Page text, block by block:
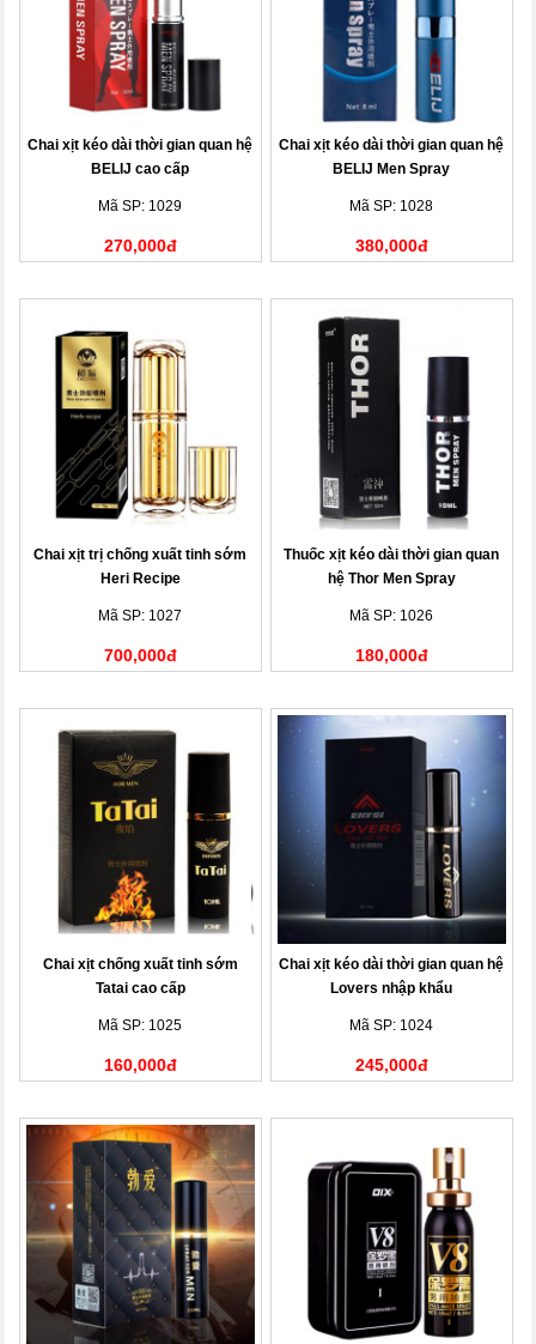
Chai xịt kéo dài thời gian quan hệ
BELIJ cao cấp
Mã SP: 1029
270,000đ
Chai xịt kéo dài thời gian quan hệ
BELIJ Men Spray
Mã SP: 1028
380,000đ
Chai xịt trị chống xuất tinh sớm
Heri Recipe
Mã SP: 1027
700,000đ
Thuốc xịt kéo dài thời gian quan
hệ Thor Men Spray
Mã SP: 1026
180,000đ
Chai xịt chống xuất tinh sớm
Tatai cao cấp
Mã SP: 1025
160,000đ
Chai xịt kéo dài thời gian quan hệ
Lovers nhập khẩu
Mã SP: 1024
245,000đ